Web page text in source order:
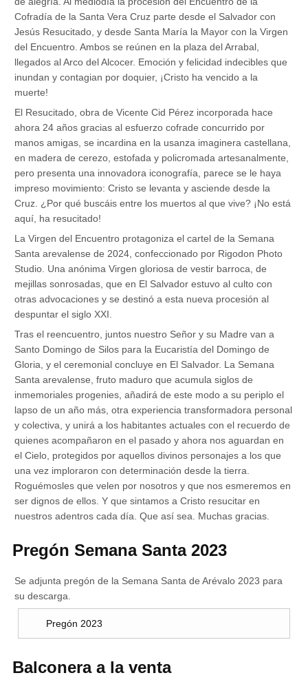
Cofradía de la Santa Vera Cruz parte desde el Salvador con
Jesús Resucitado, y desde Santa María la Mayor con la Virgen
del Encuentro. Ambos se reúnen en la plaza del Arrabal,
llegados al Arco del Alcocer. Emoción y felicidad indecibles que
inundan y contagian por doquier, ¡Cristo ha vencido a la
muerte!
El Resucitado, obra de Vicente Cid Pérez incorporada hace
ahora 24 años gracias al esfuerzo cofrade concurrido por
manos amigas, se incardina en la usanza imaginera castellana,
en madera de cerezo, estofada y policromada artesanalmente,
pero presenta una innovadora iconografía, parece se le haya
impreso movimiento: Cristo se levanta y asciende desde la
Cruz. ¿Por qué buscáis entre los muertos al que vive? ¡No está
aquí, ha resucitado!
La Virgen del Encuentro protagoniza el cartel de la Semana
Santa arevalense de 2024, confeccionado por Rigodon Photo
Studio. Una anónima Virgen gloriosa de vestir barroca, de
mejillas sonrosadas, que en El Salvador estuvo al culto con
otras advocaciones y se destinó a esta nueva procesión al
despuntar el siglo XXI.
Tras el reencuentro, juntos nuestro Señor y su Madre van a
Santo Domingo de Silos para la Eucaristía del Domingo de
Gloria, y el ceremonial concluye en El Salvador. La Semana
Santa arevalense, fruto maduro que acumula siglos de
inmemoriales progenies, añadirá de este modo a su periplo el
lapso de un año más, otra experiencia transformadora personal
y colectiva, y unirá a los habitantes actuales con el recuerdo de
quienes acompañaron en el pasado y ahora nos aguardan en
el Cielo, protegidos por aquellos divinos personajes a los que
una vez imploraron con determinación desde la tierra.
Roguémosles que velen por nosotros y que nos esmeremos en
ser dignos de ellos. Y que sintamos a Cristo resucitar en
nuestros adentros cada día. Que así sea. Muchas gracias.
Pregón Semana Santa 2023
Se adjunta pregón de la Semana Santa de Arévalo 2023 para
su descarga.
Pregón 2023
Balconera a la venta